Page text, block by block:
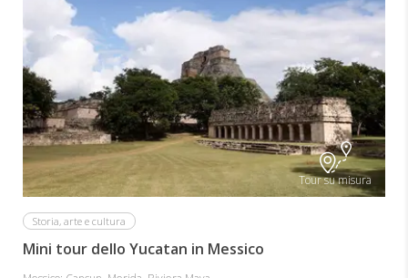
Tour su misura
Storia, arte e cultura
Mini tour dello Yucatan in Messico